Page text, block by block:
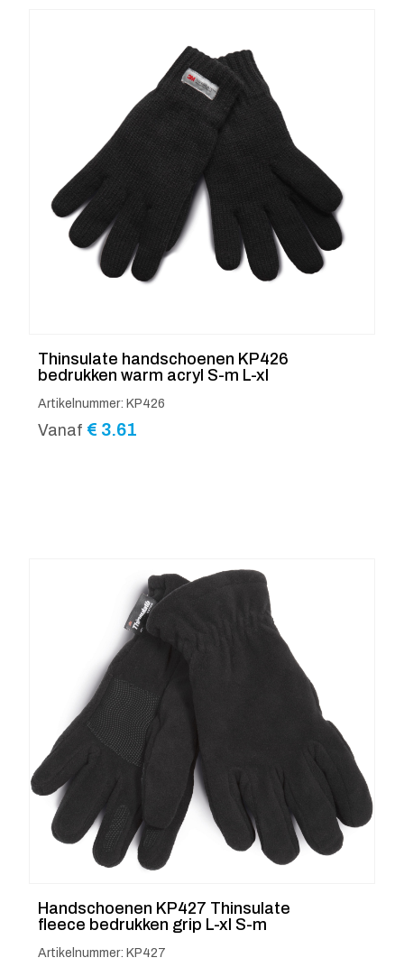
Thinsulate handschoenen KP426
bedrukken warm acryl S-m L-xl
Artikelnummer: KP426
Vanaf € 3.61
Handschoenen KP427 Thinsulate
fleece bedrukken grip L-xl S-m
Artikelnummer: KP427